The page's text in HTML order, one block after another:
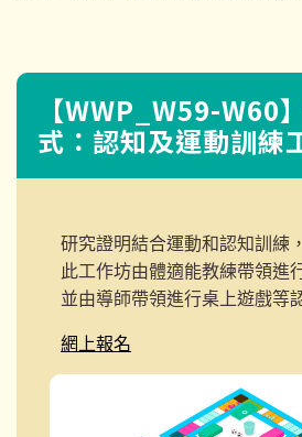
【WWP_W59-W60
式：認知及運動訓練
研究證明結合運動和認知訓練
此工作坊由體適能教練帶領進
並由導師帶領進行桌上遊戲等
網上報名